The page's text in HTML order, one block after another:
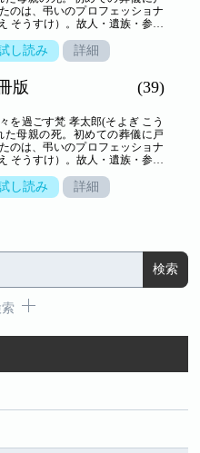
のは、弔いのプロフェッショナ
そうすけ）。故人・遺族・参列
す――命の終わりのヒューマン
し読み 詳細
版 (39)
を過ごす梵 孝太郎(そよぎ こう
た母親の死。初めての葬儀に戸
のは、弔いのプロフェッショナ
そうすけ）。故人・遺族・参列
す――命の終わりのヒューマン
し読み 詳細